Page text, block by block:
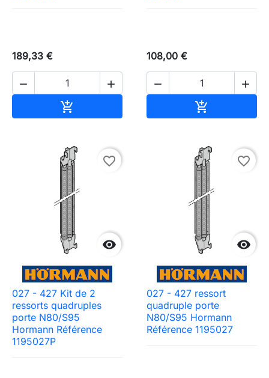
189,33 €
 

108,00 €
 


favorite_border
027 - 427 Kit de 2
ressorts quadruples
porte N80/S95
Hormann Référence
1195027P

favorite_border
027 - 427 ressort
quadruple porte
N80/S95 Hormann
Référence 1195027
Need-door